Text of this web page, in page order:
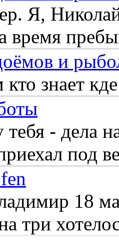
Я,
и
кто знает
тебя - дела
под
18
три